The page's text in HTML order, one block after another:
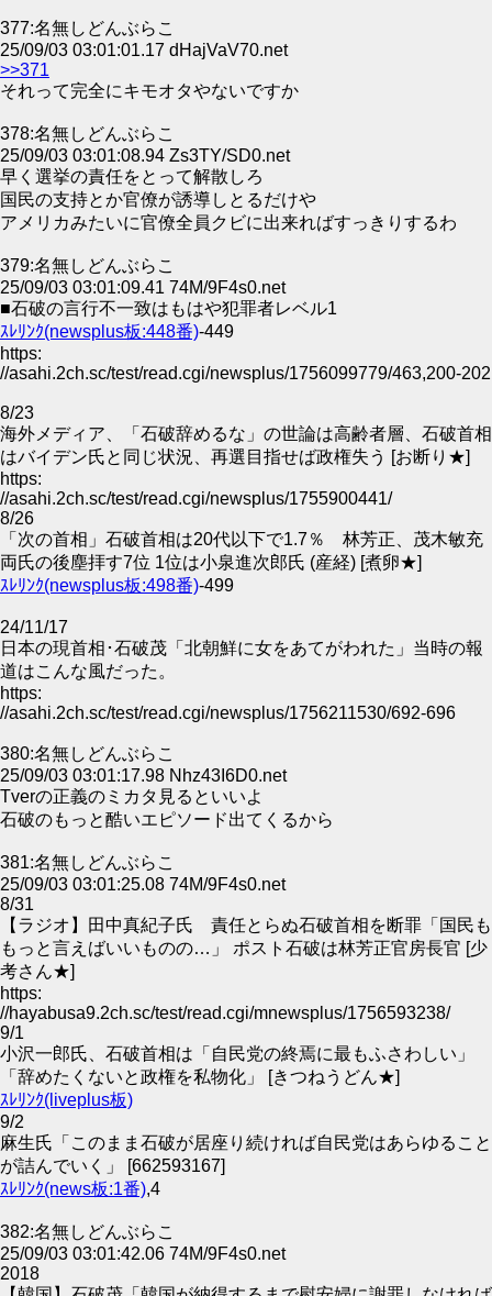
377:名無しどんぶらこ
25/09/03 03:01:01.17 dHajVaV70.net
>>371
それって完全にキモオタやないですか
378:名無しどんぶらこ
25/09/03 03:01:08.94 Zs3TY/SD0.net
早く選挙の責任をとって解散しろ
国民の支持とか官僚が誘導しとるだけや
アメリカみたいに官僚全員クビに出来ればすっきりするわ
379:名無しどんぶらこ
25/09/03 03:01:09.41 74M/9F4s0.net
■石破の言行不一致はもはや犯罪者レベル1
ｽﾚﾘﾝｸ(newsplus板:448番)-449
https:
//asahi.2ch.sc/test/read.cgi/newsplus/1756099779/463,200-202
8/23
海外メディア、「石破辞めるな」の世論は高齢者層、石破首相
はバイデン氏と同じ状況、再選目指せば政権失う [お断り★]
https:
//asahi.2ch.sc/test/read.cgi/newsplus/1755900441/
8/26
「次の首相」石破首相は20代以下で1.7％ 林芳正、茂木敏充
両氏の後塵拝す7位 1位は小泉進次郎氏 (産経) [煮卵★]
ｽﾚﾘﾝｸ(newsplus板:498番)-499
24/11/17
日本の現首相･石破茂「北朝鮮に女をあてがわれた」当時の報
道はこんな風だった。
https:
//asahi.2ch.sc/test/read.cgi/newsplus/1756211530/692-696
380:名無しどんぶらこ
25/09/03 03:01:17.98 Nhz43I6D0.net
Tverの正義のミカタ見るといいよ
石破のもっと酷いエピソード出てくるから
381:名無しどんぶらこ
25/09/03 03:01:25.08 74M/9F4s0.net
8/31
【ラジオ】田中真紀子氏 責任とらぬ石破首相を断罪「国民も
もっと言えばいいものの…」 ポスト石破は林芳正官房長官 [少
考さん★]
https:
//hayabusa9.2ch.sc/test/read.cgi/mnewsplus/1756593238/
9/1
小沢一郎氏、石破首相は「自民党の終焉に最もふさわしい」
「辞めたくないと政権を私物化」 [きつねうどん★]
ｽﾚﾘﾝｸ(liveplus板)
9/2
麻生氏「このまま石破が居座り続ければ自民党はあらゆること
が詰んでいく」 [662593167]
ｽﾚﾘﾝｸ(news板:1番),4
382:名無しどんぶらこ
25/09/03 03:01:42.06 74M/9F4s0.net
2018